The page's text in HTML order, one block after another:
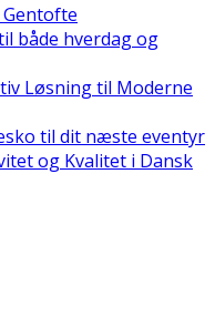
både hverdag og
Løsning til Moderne
til dit næste eventyr
og Kvalitet i Dansk